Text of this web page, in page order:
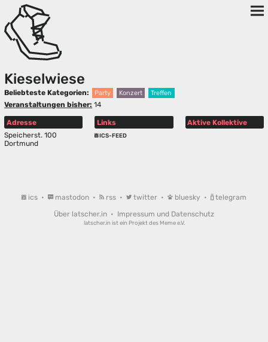
Kieselwiese
Beliebteste Kategorien: Party Konzert Treffen
Veranstaltungen bisher: 14
Adresse
Speicherst. 100
Dortmund
Links
ICS-FEED
Aktive Kollektive
ics • mastodon • rss • twitter • bluesky •
telegram
Über latscher.in • Impressum und Datenschutz
latscher.in ist ein Projekt des Meme e.V.